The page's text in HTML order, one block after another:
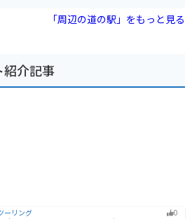
た際には、ぜひ地元の名産品である「中山そば」を
、利根川の源流や水運の歴史、周辺の自然環境につ
学べる「水紀行館」は、大人から子供まで楽しめる
すすめです。 水上温泉や宝川温泉など、周
温泉地も多いので、観光の拠点としても便利で
「周辺の道の駅」をもっと見る
紹介記事
ーリング 0